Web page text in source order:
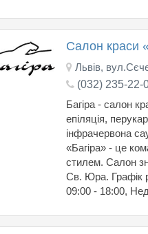
Салон краси
Львів,
(032) 235-22-
Багіра - салон
епіляція,
інфрачервона
«Багіра» - це
стилем. Салон
Св. Юра. Графік
09:00 - 18:00,